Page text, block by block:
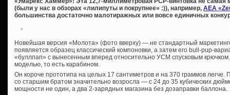
(были у нас в обзорах «лилипуты и покрупнее» :)), например, AEA
большинства достаточно малотиражных или вовсе единичных
Новейшая версия «Молота» (фото вверху) — не стандартный
появляется образец классический компоновки, а затем его bull-pup-
«буллпап» с вынесенным вперед относительно УСМ спусковым
моделью, то есть карабином.
Он короче прототипа на целых 17 сантиметров и на 370 граммов легче.
со старшим братом значительно возросла — с 24 до 35 кубических
мощности не один, а два 2-зарядных магазина без дозаправки баллона.